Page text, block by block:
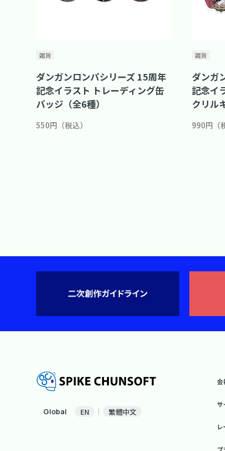
雑貨
ダンガンロンパシリーズ 15周年
記念イラスト トレーディング缶
バッジ（全6種）
550円（税込）
雑貨
ダンガ
記念イ
クリル
990円（
会
サ
プ
Global EN 繁體中文